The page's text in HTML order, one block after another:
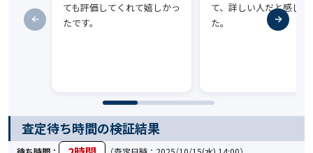
ても評価してくれて嬉しかっ
たです。
て、詳しい人だと感じま
た。
査定待ち時間の検証結果